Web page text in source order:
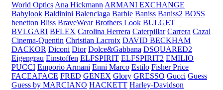
World Optics Ana Hickmann ARMANI EXCHANGE
Babylook Baldinini Balenciaga Barbie Baniss Baniss2 BOSS
benetton Bliss BraveWear Brothers Look BULGET
BVLGARI BFLEX Carolina Herrera Caterpillar Carrera Cazal
Cinema-Quentin Christian Lacroix DAVID BECKHAM
DACKOR Diconi Dior Dolce&Gabbana DSQUARED2
Eigengrau Einstoffen ELFSPIRIT ELFSPIRIT2 EMILIO
PUCCI Emporio Armani Enni Marco Estilo Fisher Price
FACEAFACE FRED GENEX Glory GRESSO Gucci Guess
Guess by MARCIANO HACKETT Harley-Davidson